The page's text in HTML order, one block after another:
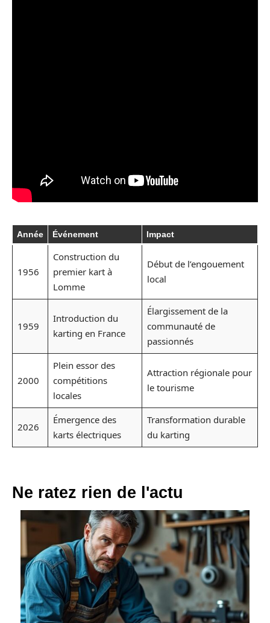
Année Événement Impact
1956
Construction du
premier kart à
Lomme
Début de l’engouement
local
1959
Introduction du
karting en France
Élargissement de la
communauté de
passionnés
2000
Plein essor des
compétitions
locales
Attraction régionale pour
le tourisme
2026
Émergence des
karts électriques
Transformation durable
du karting
Ne ratez rien de l'actu